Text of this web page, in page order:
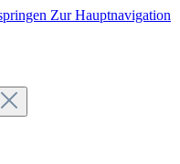
Zur Hauptnavigation